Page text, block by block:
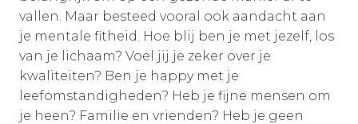
vallen. Maar besteed vooral ook aandacht aan
je mentale fitheid. Hoe blij ben je met jezelf, los
van je lichaam? Voel jij je zeker over je
kwaliteiten? Ben je happy met je
leefomstandigheden? Heb je fijne mensen om
je heen? Familie en vrienden? Heb je geen